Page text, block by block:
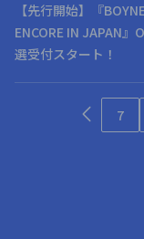
【先行開始】『
ENCORE IN JAPAN
選受付スタート！
7